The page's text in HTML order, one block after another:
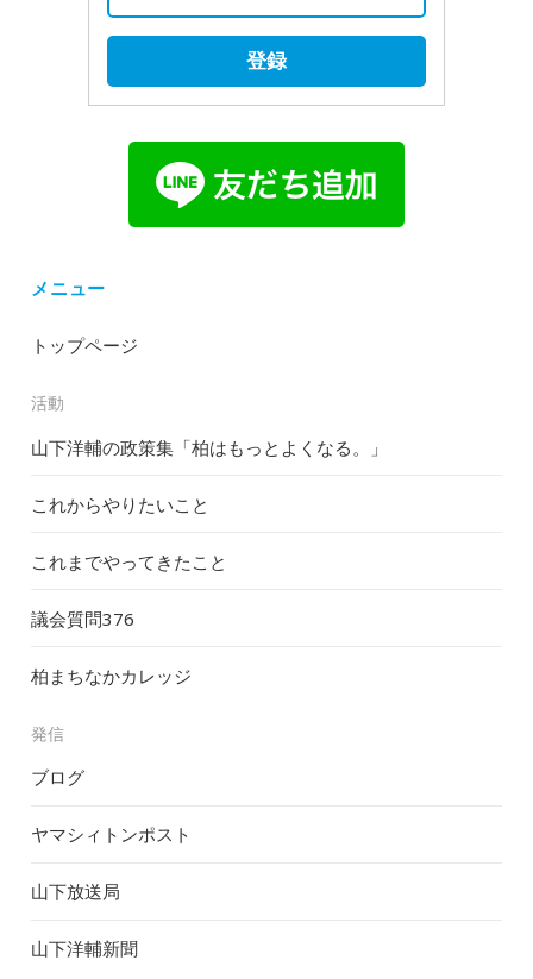
登録
メニュー
トップページ
活動
山下洋輔の政策集「柏はもっとよくなる。」
これからやりたいこと
これまでやってきたこと
議会質問376
柏まちなかカレッジ
発信
ブログ
ヤマシィトンポスト
山下放送局
山下洋輔新聞